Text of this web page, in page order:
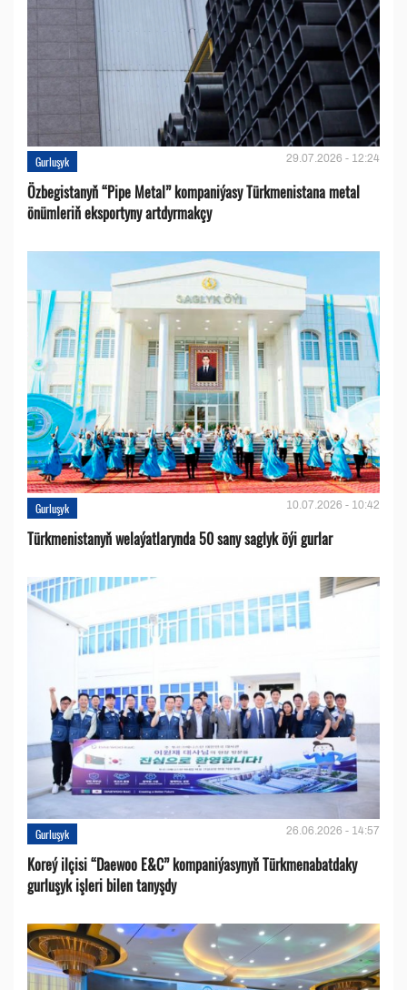
Gurluşyk 29.07.2026 - 12:24
Özbegistanyň “Pipe Metal” kompaniýasy Türkmenistana metal
önümleriň eksportyny artdyrmakçy
Gurluşyk 10.07.2026 - 10:42
Türkmenistanyň welaýatlarynda 50 sany saglyk öýi gurlar
Gurluşyk 26.06.2026 - 14:57
Koreý ilçisi “Daewoo E&C” kompaniýasynyň Türkmenabatdaky
gurluşyk işleri bilen tanyşdy